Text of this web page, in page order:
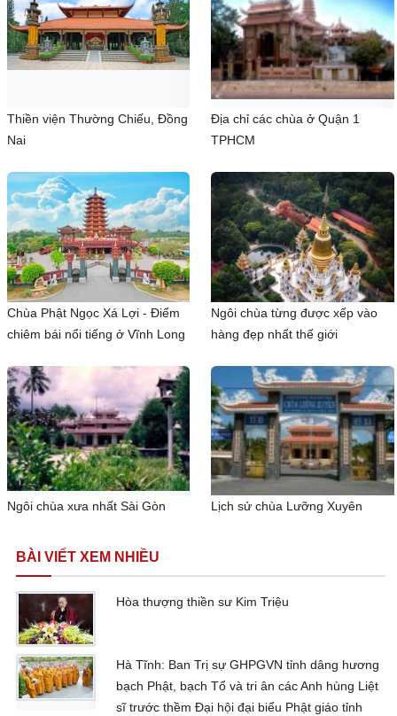
Thiền viện Thường Chiếu, Đồng
Nai
Địa chỉ các chùa ở Quận 1
TPHCM
Chùa Phật Ngọc Xá Lợi - Điểm
chiêm bái nổi tiếng ở Vĩnh Long
Ngôi chùa từng được xếp vào
hàng đẹp nhất thế giới
Ngôi chùa xưa nhất Sài Gòn Lịch sử chùa Lưỡng Xuyên
BÀI VIẾT XEM NHIỀU
Hòa thượng thiền sư Kim Triệu
Hà Tĩnh: Ban Trị sự GHPGVN tỉnh dâng hương
bạch Phật, bạch Tổ và tri ân các Anh hùng Liệt
sĩ trước thềm Đại hội đại biểu Phật giáo tỉnh